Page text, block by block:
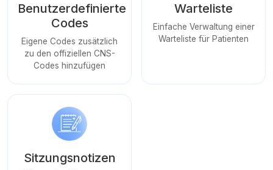
Benutzerdefinierte
Codes
Eigene Codes zusätzlich
zu den offiziellen CNS-
Codes hinzufügen
Warteliste
Einfache Verwaltung einer
Warteliste für Patienten
Sitzungsnotizen